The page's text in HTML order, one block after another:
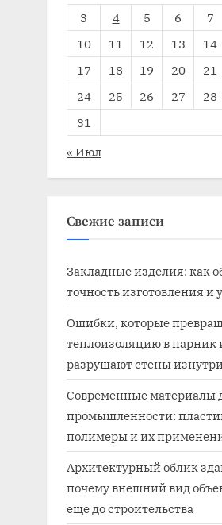
3
4 5 6 7
10
11 12 13 14
17
18 19 20 21
24
25 26 27 28
31
« Июл
Свежие записи
Закладные изделия: как
точность изготовления и
Ошибки, которые
теплоизоляцию в парник
разрушают стены
Современные материалы
промышленности:
полимеры и их
Архитектурный облик
почему внешний вид
еще до строительства